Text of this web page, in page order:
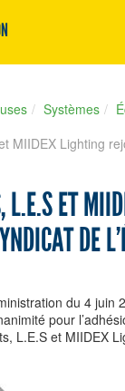
Systèmes
MIIDEX Lighting
L.E.S ET
DE
du 4 juin
pour
L.E.S et MIIDEX